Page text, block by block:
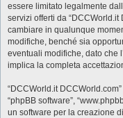
essere limitato legalmente
servizi offerti da “DCCWorld.it
cambiare in qualunque
modifiche, benché sia
eventuali modifiche, dato che
implica la completa
“DCCWorld.it
“phpBB software”,
un software per la creazione